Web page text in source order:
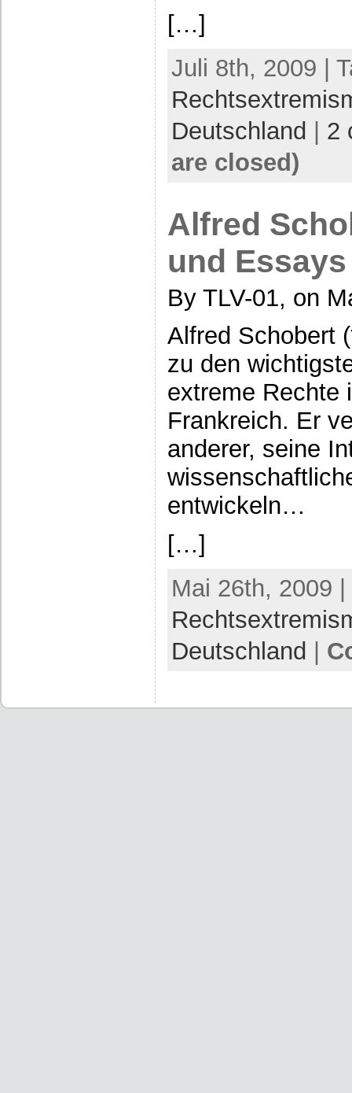
[…]
Juli 8th, 2009 |
Deutschland | 2
are closed)
Alfred
und Essays
By TLV-01, on
Alfred Schobert
zu den
extreme Rechte
Frankreich. Er
anderer, seine
entwickeln…
[…]
Mai 26th, 2009
Deutschland